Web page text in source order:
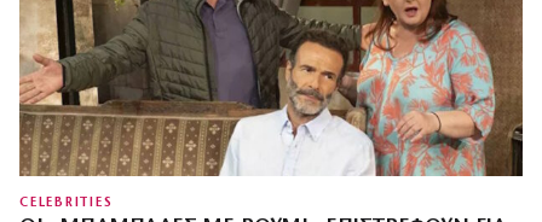
CELEBRITIES